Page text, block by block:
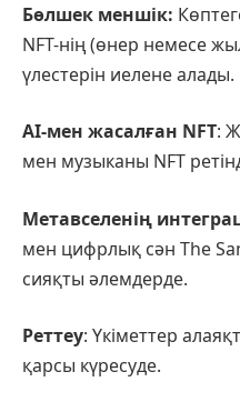
Бөлшек меншік:
NFT-нің (өнер немесе
үлестерін иелене алады.
AI-мен жасалған NFT:
мен музыканы NFT
Метавселенің
мен цифрлық сән The
сияқты әлемдерде.
Реттеу: Үкіметтер
қарсы күресуде.